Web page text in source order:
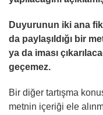
Duyurunun iki ana
da paylaşıldığı bir
ya da iması
geçemez.
Bir diğer tartışma
metnin içeriği ele